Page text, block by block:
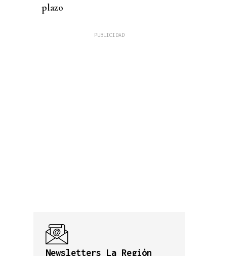
plazo
Newsletters La Región